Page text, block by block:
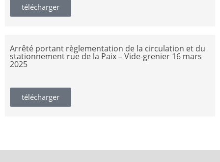
télécharger
Arrêté portant règlementation de la circulation et du
stationnement rue de la Paix – Vide-grenier 16 mars
2025
télécharger